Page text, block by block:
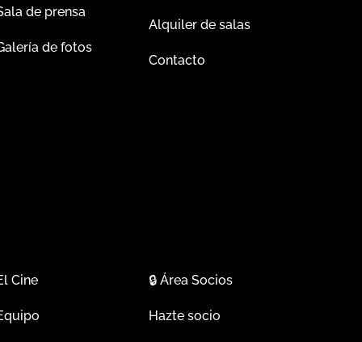
de prensa
de fotos
Alquiler de salas
Contacto
Cine 🔒Área Socios
Hazte socio